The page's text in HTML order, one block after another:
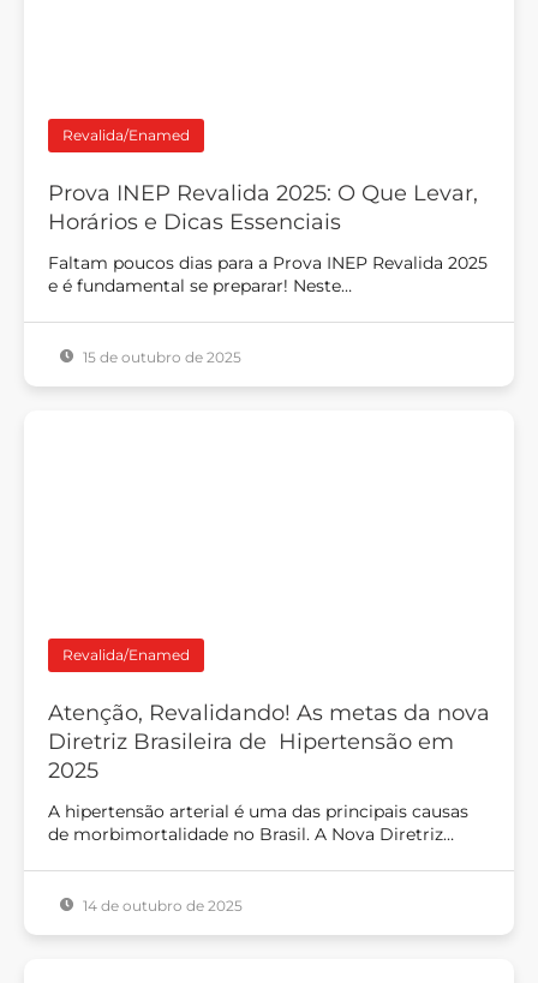
Revalida/Enamed
Prova INEP Revalida 2025: O Que Levar,
Horários e Dicas Essenciais
Faltam poucos dias para a Prova INEP Revalida 2025
e é fundamental se preparar! Neste…
15 de outubro de 2025
Revalida/Enamed
Atenção, Revalidando! As metas da nova
Diretriz Brasileira de Hipertensão em
2025
A hipertensão arterial é uma das principais causas
de morbimortalidade no Brasil. A Nova Diretriz…
14 de outubro de 2025